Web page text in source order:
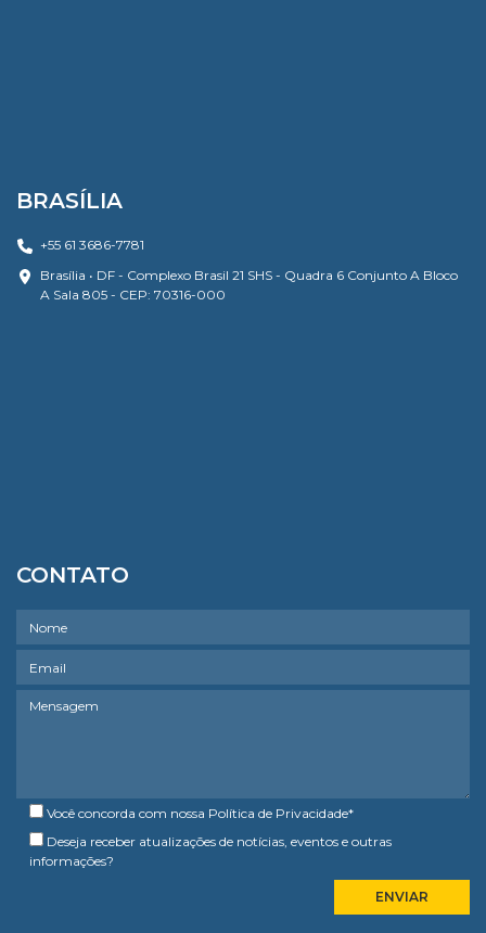
BRASÍLIA
+55 61 3686-7781
Brasília • DF - Complexo Brasil 21 SHS - Quadra 6 Conjunto A Bloco
A Sala 805 - CEP: 70316-000
CONTATO
Você concorda com nossa Política de Privacidade*
Deseja receber atualizações de notícias, eventos e outras
informações?